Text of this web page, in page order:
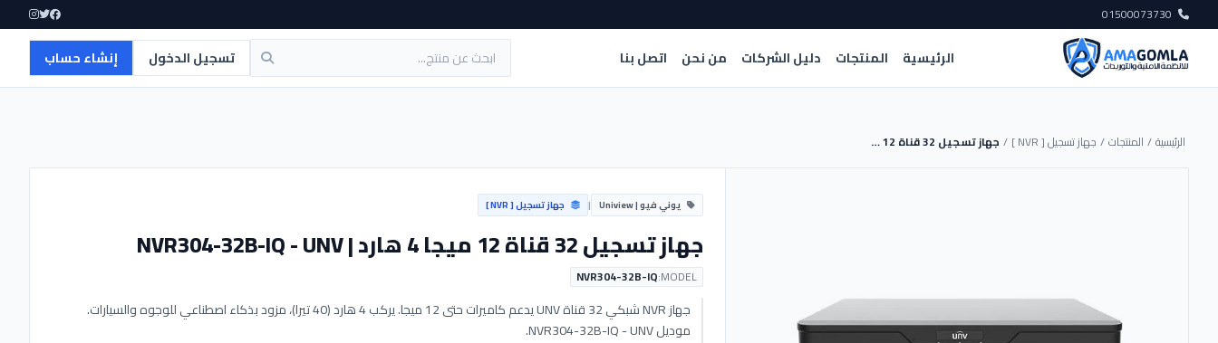
الرئيسية المنتجات دليل الشركات من نحن اتصل بنا تسجيل الدخول إنشاء حساب
الرئيسية/ المنتجات/ جهاز تسجيل [ NVR ] / جهاز تسجيل 32 قناة 12 ميجا 4 هارد | NVR304-32B-IQ - UNV
يوني فيو | Uniview | جهاز تسجيل [ NVR ]
جهاز تسجيل 32 قناة 12 ميجا 4 هارد | NVR304-32B-IQ - UNV
MODEL:
NVR304-32B-IQ
جهاز NVR شبكي 32 قناة UNV يدعم كاميرات حتى 12 ميجا. يركب 4 هارد (40 تيرا)، مزود بذكاء اصطناعي للوجوه والسيارات.
موديل NVR304-32B-IQ - UNV.